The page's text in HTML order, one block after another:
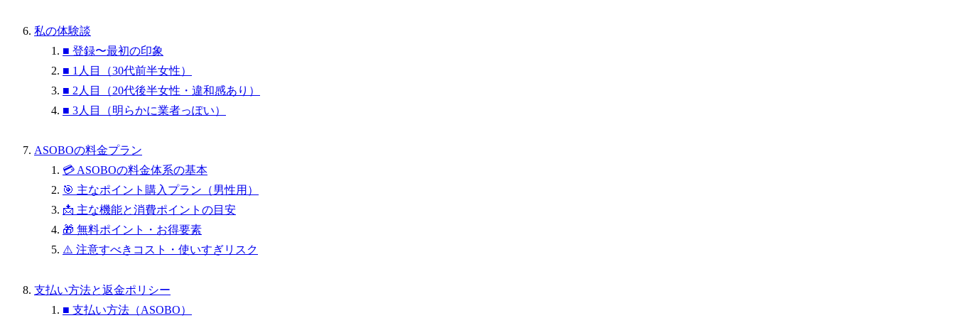
私の体験談
■ 登録〜最初の印象
■ 1人目（30代前半女性）
■ 2人目（20代後半女性・違和感あり）
■ 3人目（明らかに業者っぽい）
ASOBOの料金プラン
💳 ASOBOの料金体系の基本
🎯 主なポイント購入プラン（男性用）
📩 主な機能と消費ポイントの目安
🎁 無料ポイント・お得要素
⚠️ 注意すべきコスト・使いすぎリスク
支払い方法と返金ポリシー
■ 支払い方法（ASOBO）